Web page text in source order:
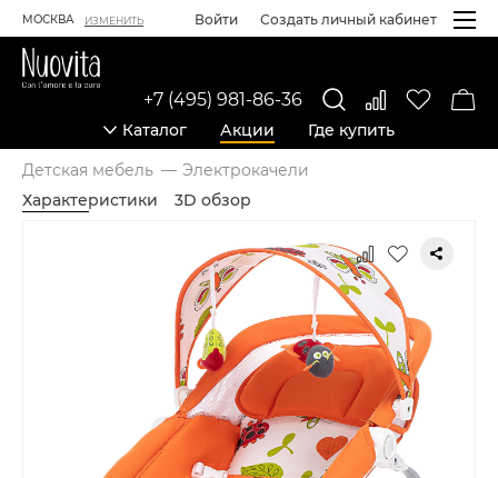
МОСКВА ИЗМЕНИТЬ Войти Создать личный кабинет
Каталог Акции Где купить
+7 (495) 981-86-36
Детская мебель
Электрокачели
Характеристики
3D обзор
Карточка товара